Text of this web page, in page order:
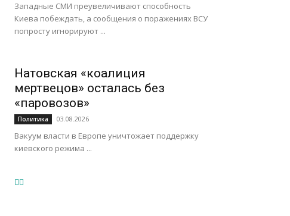
Западные СМИ преувеличивают способность
Киева побеждать, а сообщения о поражениях ВСУ
попросту игнорируют ...
Натовская «коалиция
мертвецов» осталась без
«паровозов»
Политика 03.08.2026
Вакуум власти в Европе уничтожает поддержку
киевского режима ...